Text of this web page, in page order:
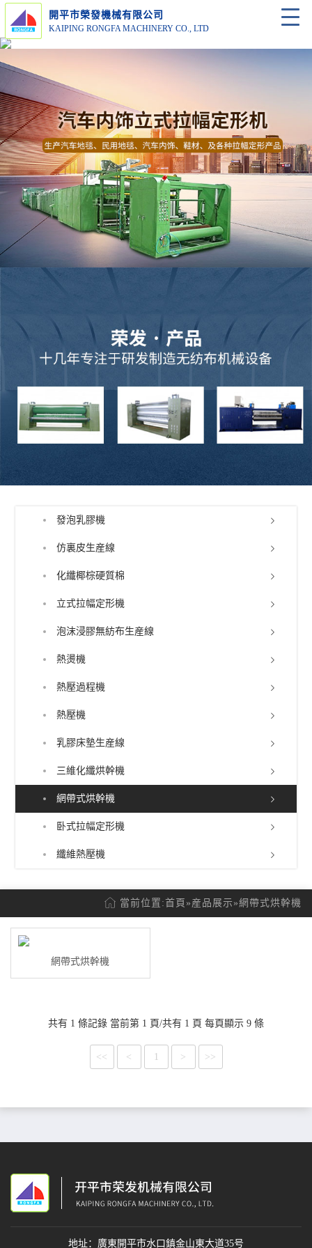
開平市榮發機械有限公司
KAIPING RONGFA MACHINERY CO., LTD
發泡乳膠機
仿裏皮生産線
化纖椰棕硬質棉
立式拉幅定形機
泡沫浸膠無紡布生産線
熱燙機
熱壓過程機
熱壓機
乳膠床墊生産線
三維化纖烘幹機
網帶式烘幹機
卧式拉幅定形機
纖維熱壓機
當前位置:首頁 » 産品展示 »網帶式烘幹機
網帶式烘幹機
共有 1 條記錄 當前第 1 頁/共有 1 頁 每頁顯示 9 條
<< < 1 > >>
地址：廣東開平市水口鎮金山東大道35号